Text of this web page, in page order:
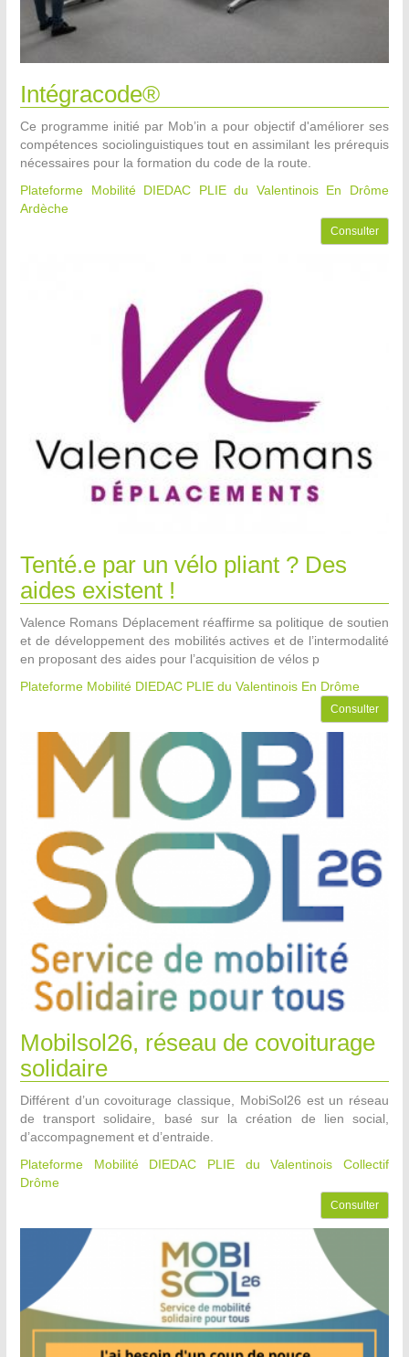
Intégracode®
Ce programme initié par Mob’in a pour objectif d'améliorer ses
compétences sociolinguistiques tout en assimilant les prérequis
nécessaires pour la formation du code de la route.
Plateforme Mobilité DIEDAC PLIE du Valentinois En Drôme
Ardèche
Consulter
Tenté.e par un vélo pliant ? Des
aides existent !
Valence Romans Déplacement réaffirme sa politique de soutien
et de développement des mobilités actives et de l’intermodalité
en proposant des aides pour l’acquisition de vélos p
Plateforme Mobilité DIEDAC PLIE du Valentinois En Drôme
Consulter
Mobilsol26, réseau de covoiturage
solidaire
Différent d’un covoiturage classique, MobiSol26 est un réseau
de transport solidaire, basé sur la création de lien social,
d’accompagnement et d’entraide.
Plateforme Mobilité DIEDAC PLIE du Valentinois
Collectif
Drôme
Consulter